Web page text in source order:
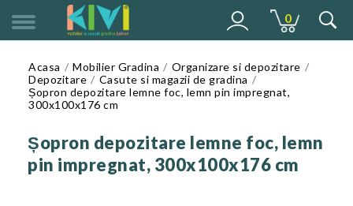
0
Acasa Mobilier Gradina
Organizare si depozitare
Depozitare
Casute si magazii de gradina
Șopron depozitare lemne foc, lemn pin impregnat,
300x100x176 cm
Șopron depozitare lemne foc, lemn
pin impregnat, 300x100x176 cm